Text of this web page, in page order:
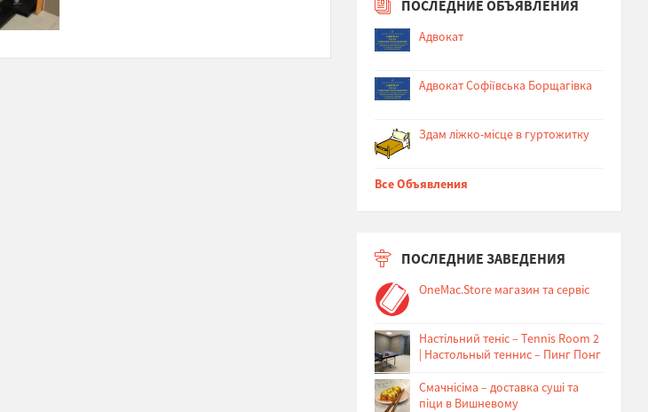
ПОСЛЕДНИЕ ОБЪЯВЛЕНИЯ
Адвокат
Адвокат Софіївська Борщагівка
Здам ліжко-місце в гуртожитку
Все Объявления
ПОСЛЕДНИЕ ЗАВЕДЕНИЯ
OneMac.Store магазин та сервіс
Настільний теніс – Tennis Room 2
| Настольный теннис – Пинг Понг
Cмачнісіма – доставка суші та
піци в Вишневому